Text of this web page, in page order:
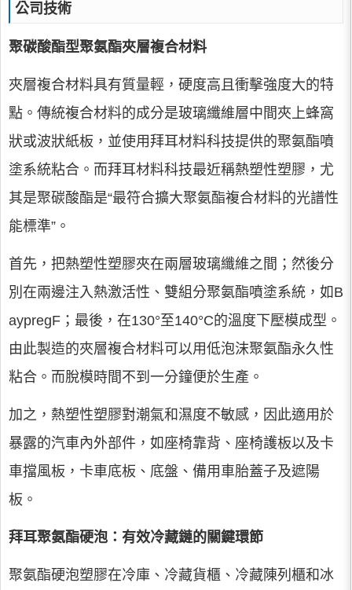
公司技術
聚碳酸酯型聚氨酯夾層複合材料
夾層複合材料具有質量輕，硬度高且衝擊強度大的特
點。傳統複合材料的成分是玻璃纖維層中間夾上蜂窩
狀或波狀紙板，並使用拜耳材料科技提供的聚氨酯噴
塗系統粘合。而拜耳材料科技最近稱熱塑性塑膠，尤
其是聚碳酸酯是“最符合擴大聚氨酯複合材料的光譜性
能標準”。
首先，把熱塑性塑膠夾在兩層玻璃纖維之間；然後分
別在兩邊注入熱激活性、雙組分聚氨酯噴塗系統，如B
aypregF；最後，在130°至140°C的溫度下壓模成型。
由此製造的夾層複合材料可以用低泡沫聚氨酯永久性
粘合。而脫模時間不到一分鐘便於生產。
加之，熱塑性塑膠對潮氣和濕度不敏感，因此適用於
暴露的汽車內外部件，如座椅靠背、座椅護板以及卡
車擋風板，卡車底板、底盤、備用車胎蓋子及遮陽
板。
拜耳聚氨酯硬泡：有效冷藏鏈的關鍵環節
聚氨酯硬泡塑膠在冷庫、冷藏貨櫃、冷藏陳列櫃和冰